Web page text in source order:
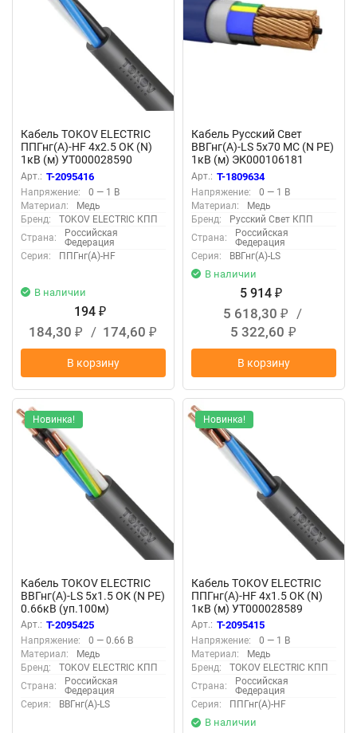
Кабель TOKOV ELECTRIC
ППГнг(А)-HF 4х2.5 ОК (N)
1кВ (м) УТ000028590
Арт.: T-2095416
Напряжение:
0 — 1 В
Материал:
Медь
Бренд:
TOKOV ELECTRIC КПП
Страна:
Российская
Федерация
Серия:
ППГнг(А)-HF
В наличии
194 ₽
184,30 ₽ / 174,60 ₽
В корзину
Кабель Русский Свет
ВВГнг(А)-LS 5х70 МС (N PE)
1кВ (м) ЭК000106181
Арт.: T-1809634
Напряжение:
0 — 1 В
Материал:
Медь
Бренд:
Русский Свет КПП
Страна:
Российская
Федерация
Серия:
ВВГнг(А)-LS
В наличии
5 914 ₽
5 618,30 ₽
/
5 322,60 ₽
В корзину
Новинка!
Кабель TOKOV ELECTRIC
ВВГнг(А)-LS 5х1.5 ОК (N PE)
0.66кВ (уп.100м)
УТ000028598
Арт.: T-2095425
Напряжение:
0 — 0.66 В
Материал:
Медь
Бренд:
TOKOV ELECTRIC КПП
Страна:
Российская
Федерация
Серия:
ВВГнг(А)-LS
Новинка!
Кабель TOKOV ELECTRIC
ППГнг(А)-HF 4х1.5 ОК (N)
1кВ (м) УТ000028589
Арт.: T-2095415
Напряжение:
0 — 1 В
Материал:
Медь
Бренд:
TOKOV ELECTRIC КПП
Страна:
Российская
Федерация
Серия:
ППГнг(А)-HF
В наличии